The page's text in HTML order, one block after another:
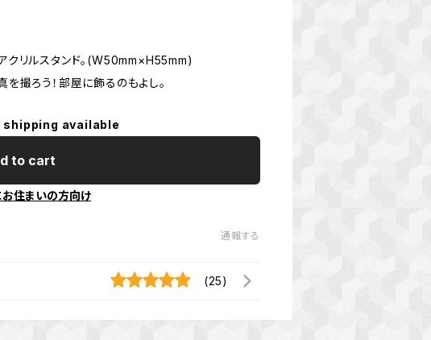
クリルスタンド。(W50mm×H55mm)
撮ろう！部屋に飾るのもよし。
available
to cart
住まいの方向け
通報する
(25)